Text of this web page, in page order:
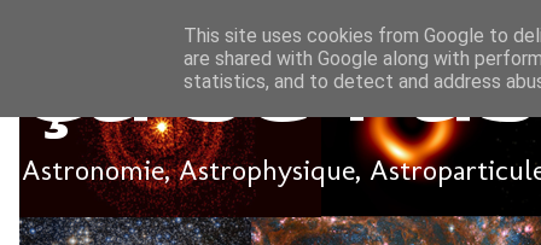
Ça se
Astronomie, Astrophysique,
This site uses cookies from Google to
are shared with Google along with
statistics, and to detect and address